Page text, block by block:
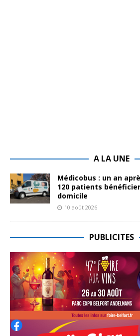
A LA UNE
Médicobus : un an
120 patients
domicile
10 août 2026
PUBLICITES